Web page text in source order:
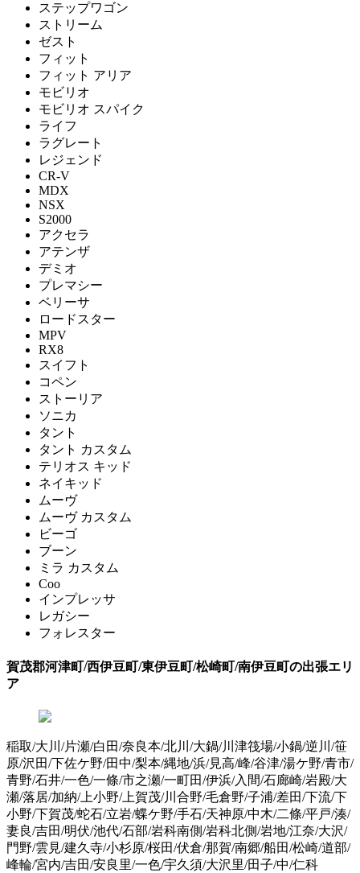
ステップワゴン
ストリーム
ゼスト
フィット
フィット アリア
モビリオ
モビリオ スパイク
ライフ
ラグレート
レジェンド
CR-V
MDX
NSX
S2000
アクセラ
アテンザ
デミオ
プレマシー
ベリーサ
ロードスター
MPV
RX8
スイフト
コペン
ストーリア
ソニカ
タント
タント カスタム
テリオス キッド
ネイキッド
ムーヴ
ムーヴ カスタム
ビーゴ
ブーン
ミラ カスタム
Coo
インプレッサ
レガシー
フォレスター
賀茂郡河津町/西伊豆町/東伊豆町/松崎町/南伊豆町の出張エリ
ア
稲取/大川/片瀬/白田/奈良本/北川/大鍋/川津筏場/小鍋/逆川/笹
原/沢田/下佐ケ野/田中/梨本/縄地/浜/見高/峰/谷津/湯ケ野/青市/
青野/石井/一色/一條/市之瀬/一町田/伊浜/入間/石廊崎/岩殿/大
瀬/落居/加納/上小野/上賀茂/川合野/毛倉野/子浦/差田/下流/下
小野/下賀茂/蛇石/立岩/蝶ケ野/手石/天神原/中木/二條/平戸/湊/
妻良/吉田/明伏/池代/石部/岩科南側/岩科北側/岩地/江奈/大沢/
門野/雲見/建久寺/小杉原/桜田/伏倉/那賀/南郷/船田/松崎/道部/
峰輪/宮内/吉田/安良里/一色/宇久須/大沢里/田子/中/仁科